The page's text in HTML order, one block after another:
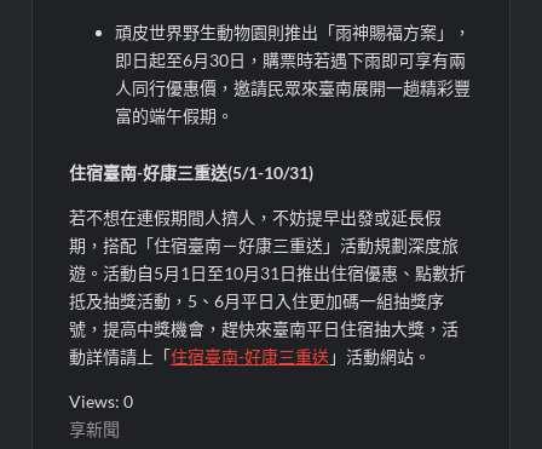
頑皮世界野生動物園則推出「雨神賜福方案」，
即日起至6月30日，購票時若遇下雨即可享有兩
人同行優惠價，邀請民眾來臺南展開一趟精彩豐
富的端午假期。
住宿臺南-好康三重送(5/1-10/31)
若不想在連假期間人擠人，不妨提早出發或延長假
期，搭配「住宿臺南－好康三重送」活動規劃深度旅
遊。活動自5月1日至10月31日推出住宿優惠、點數折
抵及抽獎活動，5、6月平日入住更加碼一組抽獎序
號，提高中獎機會，趕快來臺南平日住宿抽大獎，活
動詳情請上「住宿臺南-好康三重送」活動網站。
Views: 0
享新聞